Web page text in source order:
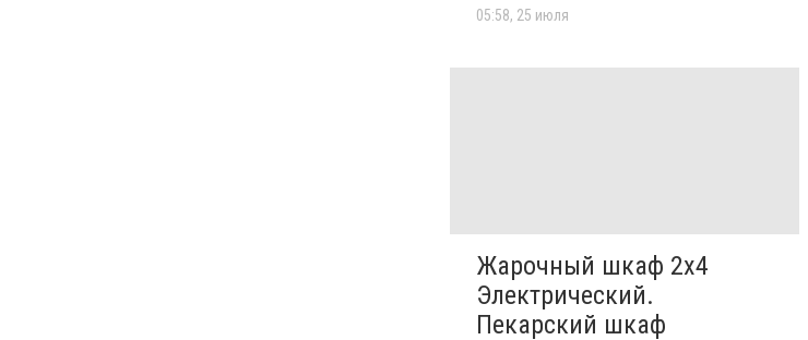
05:58, 25 июля
Жарочный шкаф 2х4
Электрический.
Пекарский шкаф